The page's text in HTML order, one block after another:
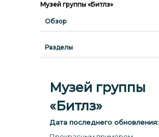
Музей группы «Битлз»
Обзор
Разделы
Музей группы
«Битлз»
Дата последнего обновления: